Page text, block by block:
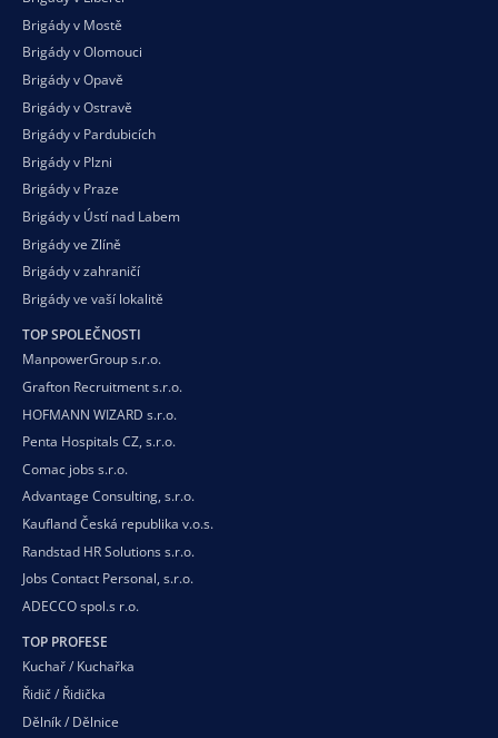
Brigády v Mostě
Brigády v Olomouci
Brigády v Opavě
Brigády v Ostravě
Brigády v Pardubicích
Brigády v Plzni
Brigády v Praze
Brigády v Ústí nad Labem
Brigády ve Zlíně
Brigády v zahraničí
Brigády ve vaší lokalitě
TOP SPOLEČNOSTI
ManpowerGroup s.r.o.
Grafton Recruitment s.r.o.
HOFMANN WIZARD s.r.o.
Penta Hospitals CZ, s.r.o.
Comac jobs s.r.o.
Advantage Consulting, s.r.o.
Kaufland Česká republika v.o.s.
Randstad HR Solutions s.r.o.
Jobs Contact Personal, s.r.o.
ADECCO spol.s r.o.
TOP PROFESE
Kuchař / Kuchařka
Řidič / Řidička
Dělník / Dělnice